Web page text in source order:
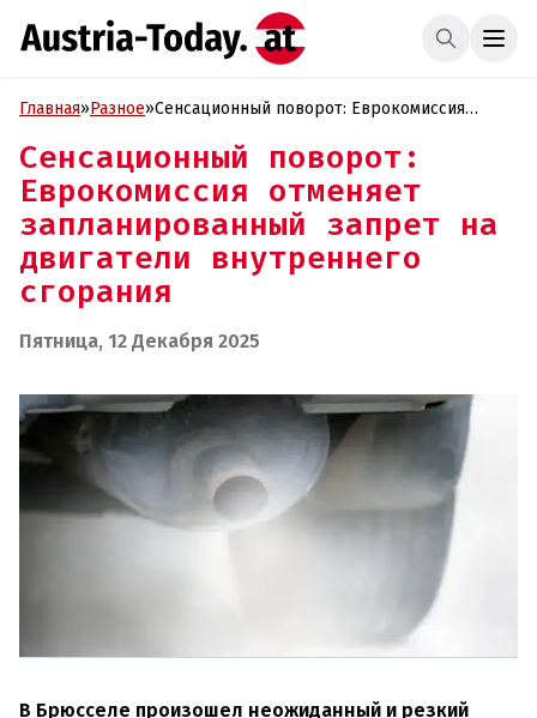
Главная»Разное»Сенсационный поворот: Еврокомиссия
двигатели внутреннего сгорания
Сенсационный поворот:
Еврокомиссия отменяет
запланированный запрет на
двигатели внутреннего
сгорания
Пятница, 12 Декабря 2025
В Брюсселе произошел неожиданный и резкий